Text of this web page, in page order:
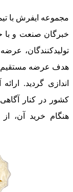
مجموعه ایفرش با
خبرگان صنعت و با
تولیدکنندگان،
هدف عرضه مستقیم
اندازی گردید.
کشور در کنار
هنگام خرید آن،